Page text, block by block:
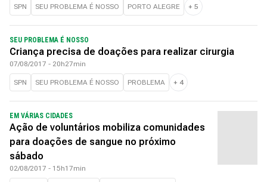
SPN SEU PROBLEMA É NOSSO PORTO ALEGRE + 5
SEU PROBLEMA É NOSSO
Criança precisa de doações para realizar cirurgia
07/08/2017 - 20h27min
SPN SEU PROBLEMA É NOSSO PROBLEMA + 4
EM VÁRIAS CIDADES
Ação de voluntários mobiliza comunidades
para doações de sangue no próximo
sábado
02/08/2017 - 15h17min